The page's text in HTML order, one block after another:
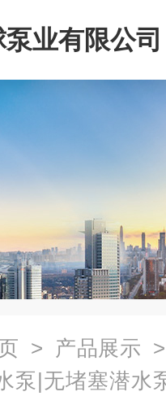
业有限公司
> 产品展示
泵|无堵塞潜水